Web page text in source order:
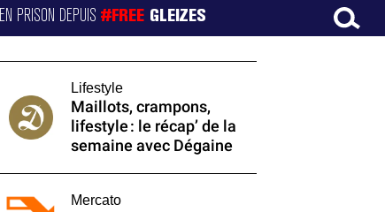
EN PRISON DEPUIS#FREE GLEIZES
Lifestyle
Maillots, crampons,
lifestyle : le récap’ de la
semaine avec Dégaine
Mercato